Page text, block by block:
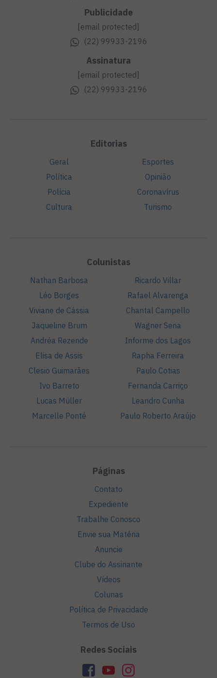
Publicidade
[email protected]
(22) 99933-2196
Assinatura
[email protected]
(22) 99933-2196
Editorias
Geral
Política
Polícia
Cultura
Esportes
Opinião
Coronavírus
Turismo
Colunistas
Nathan Barbosa
Léo Borges
Viviane de Cássia
Jaqueline Brum
Andréa Rezende
Elisa de Assis
Clesio Guimarães
Ivo Barreto
Lucas Müller
Marcelle Ponté
Ricardo Villar
Rafael Alvarenga
Chantal Campello
Wagner Sena
Informe dos Lagos
Rapha Ferreira
Paulo Cotias
Fernanda Carriço
Leandro Cunha
Paulo Roberto Araújo
Páginas
Contato
Expediente
Trabalhe Conosco
Envie sua Matéria
Anuncie
Clube do Assinante
Vídeos
Colunas
Política de Privacidade
Termos de Uso
Redes Sociais